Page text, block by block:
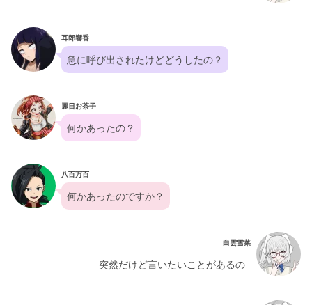
耳郎響香
急に呼び出されたけどどうしたの？
麗日お茶子
何かあったの？
八百万百
何かあったのですか？
白雲雪菜
突然だけど言いたいことがあるの